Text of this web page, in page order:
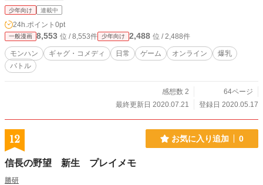
少年向け 連載中
24h.ポイント 0pt
一般漫画 8,553 位 / 8,553件 少年向け 2,488 位 / 2,488件
モンハン ギャグ・コメディ 日常 ゲーム オンライン
爆乳
バトル
感想数 2
64ページ
最終更新日 2020.07.21
登録日 2020.05.17
12 お気に入り追加 0
信長の野望 新生 プレイメモ
勝研